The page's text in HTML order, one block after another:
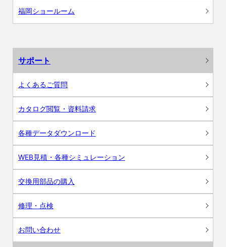
福岡ショールーム
サポート
よくあるご質問
カタログ閲覧・資料請求
各種データダウンロード
WEB見積・各種シミュレーション
交換用部品の購入
修理・点検
お問い合わせ